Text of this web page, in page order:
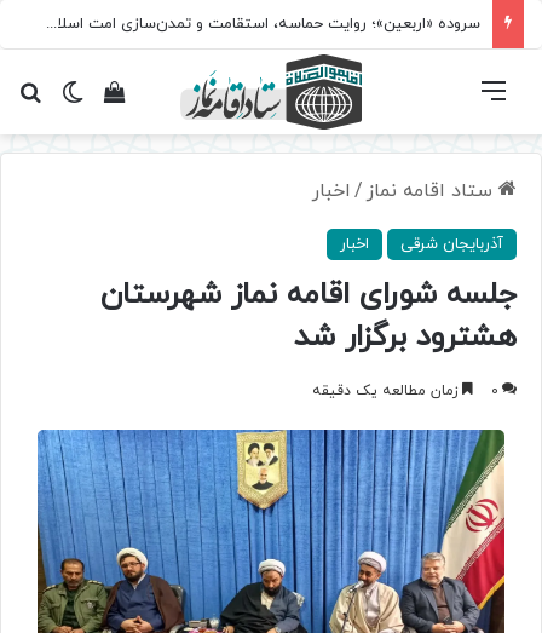
سروده‌ «اربعین»؛ روایت حماسه، استقامت و تمدن‌سازی امت اسلامی
تغییرمشاهده فهرست
ستاد اقامه نماز / اخبار
آذربایجان شرقی اخبار
جلسه شورای اقامه نماز شهرستان
هشترود برگزار شد
0 زمان مطالعه یک دقیقه